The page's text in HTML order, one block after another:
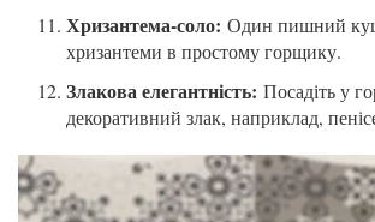
Хризантема-соло: Один пишний
хризантеми в простому горщику.
Злакова елегантність: Посадіть у
декоративний злак, наприклад,